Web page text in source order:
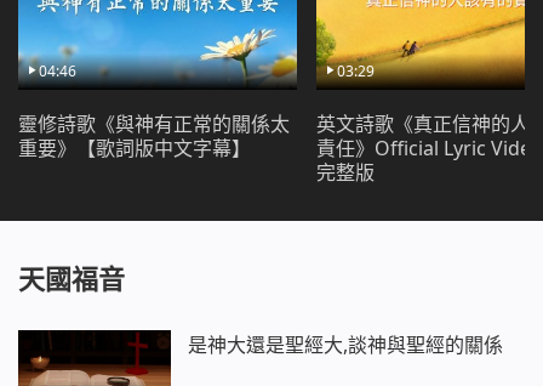
04:46
靈修詩歌《與神有正常的關係太
重要》【歌詞版中文字幕】
03:29
英文詩歌《真正信神的人
責任》Official Lyric
完整版
天國福音
是神大還是聖經大,談神與聖經的關係